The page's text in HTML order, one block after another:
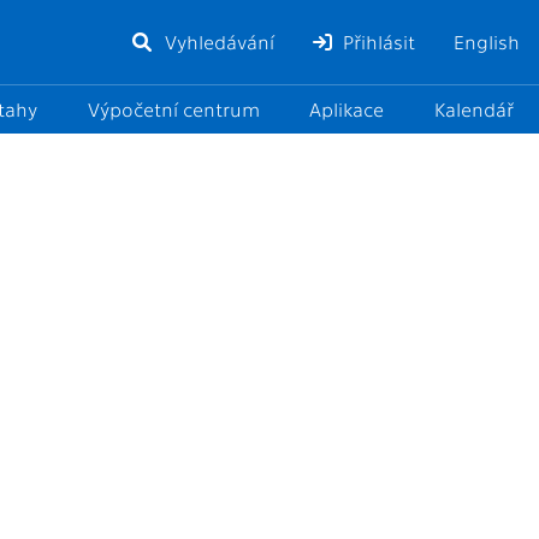
Vyhledávání Přihlásit English
Výpočetní centrum Aplikace Kalendář